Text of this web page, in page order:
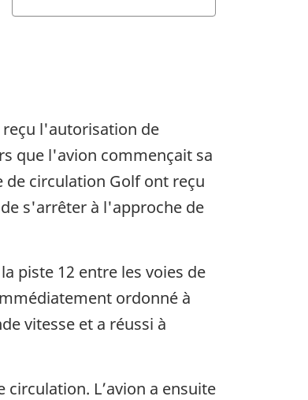
reçu l'autorisation de
que l'avion commençait sa
de circulation Golf ont reçu
s'arrêter à l'approche de
piste 12 entre les voies de
ordonné à
vitesse et a réussi à
L’avion a ensuite